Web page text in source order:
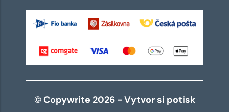
© Copywrite 2026 - Vytvor si potisk